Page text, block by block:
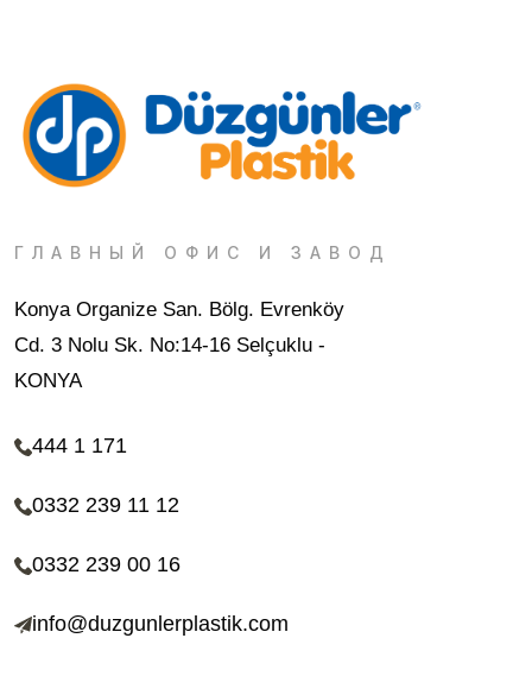
ГЛАВНЫЙ ОФИС И ЗАВОД
Konya Organize San. Bölg. Evrenköy
Cd. 3 Nolu Sk. No:14-16 Selçuklu -
KONYA
444 1 171
0332 239 11 12
0332 239 00 16
info@duzgunlerplastik.com